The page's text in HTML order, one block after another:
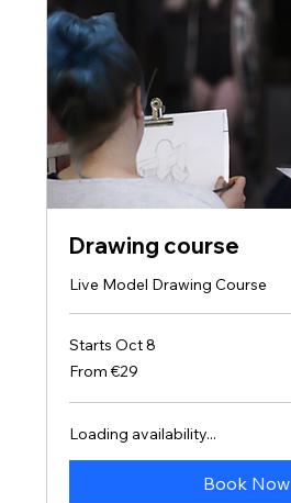
Drawing course
Live Model Drawing Course
Starts Oct 8
From
29
From €29
Loading availability...
Book Now